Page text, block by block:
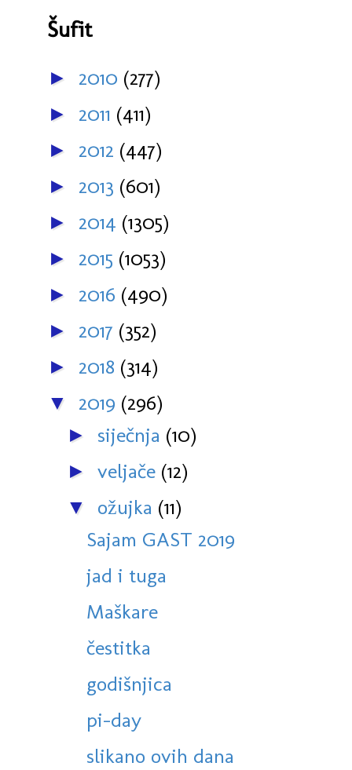
Šufit
► 2010 (277)
► 2011 (411)
► 2012 (447)
► 2013 (601)
► 2014 (1305)
► 2015 (1053)
► 2016 (490)
► 2017 (352)
► 2018 (314)
▼ 2019 (296)
► siječnja (10)
► veljače (12)
▼ ožujka (11)
Sajam GAST 2019
jad i tuga
Maškare
čestitka
godišnjica
pi-day
slikano ovih dana